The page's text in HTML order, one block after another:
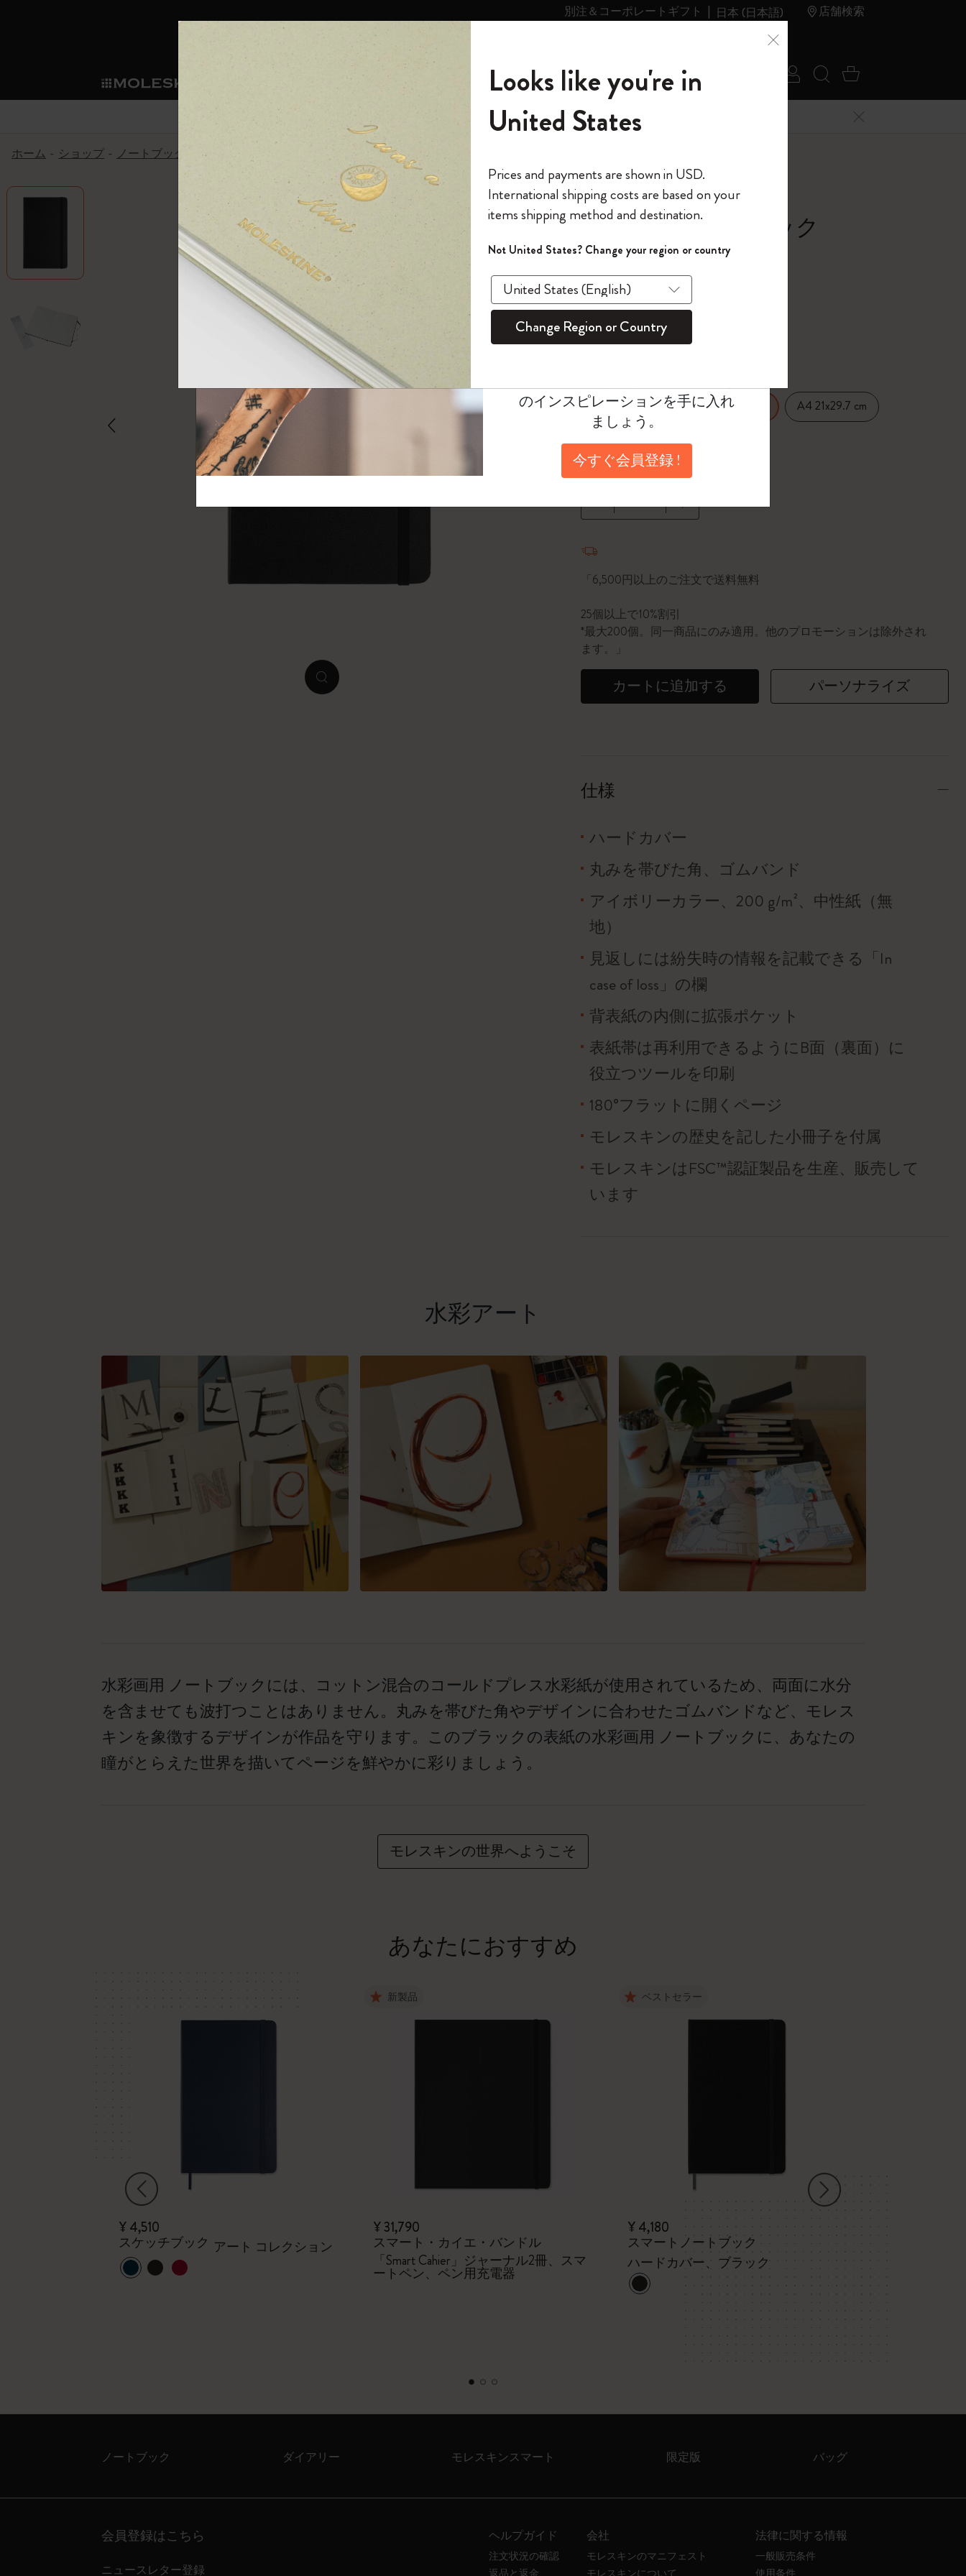
別注＆コーポレートギフト 日本 (日本語) 店舗検索
ショ
ノートブック
ノートブック
The Original Notebook
ミニノートブックチャーム
カイエ ＆ ジャーナル
セット
パッションジャーナル
スチューデントカイエジャーナル
サブカテゴリ
ダイアリー
パーソナル・ダイアリー
12カ月ダイアリー
15ヶ月プランナー
ウィークリープランナー
デイリープランナー
マンスリープランナー
ライフプランナー・コレクション
モレスキンスマート
サブカテゴリ
すべて見る
スマートライティング・システム
モレスキンスマートスマートとは
アプリ・サービス
ライティングツール
サブカテゴリ
モレスキンスマート
Blackwing x モレスキン
Kaweco x モレスキン
ペン & ペンシル
限定版ノートブック
Reframe サングラス
ムーミン コレクション
キム・ジョンギコレクション
「Alice's Adventures in Wonderland」コレ
『ロード・オブ・ザ・リング』コレク
カラーパターン ノートブック
サクラコレクション
馬年コレクション
ナサにインスパイアされたコレクショ
キム・ジョンギコレクション
Impressions of Impressionism コレクショ
ン
カサ・バトリョ 限定版コレクション
ゴッホ美術館
すべて見る
バックパック
限定版バックパック
Shopper paper – made Collection
アートを愛する方への贈り物
プロフェッショナルへの贈り物
ミニマリストへの贈り物
マキシマリストへの贈り物
健康を愛する方への贈り物です
趣味を愛する方へのギフト
サブカテゴリ
カントリー・テーマ・ピンズ・コレク
ション
サブカテゴリ
プライドをいつも胸に
Mardi Mercredi × モレスキン
スマートライティング・シス
サブカテゴリ
スマートライティング・システム
スマートノートブック
スマートダイアリー
モレスキンスマートスマート
アプリ・サービス
サブカテゴリ
Notes
モレスキン Journal
モレスキン Planner
パーソナライズサ
ービス
サブカテゴリ
カスタムダイアリー
カスタムノートブック
和紙テープ
ミニノートブックチャーム
別注＆コーポレートギフト
リー
の世界
サブカテゴリ
モレスキンメンバーシップ
我々の歴史
モレスキンのマニフェスト
ペンと紙の力
持続可能な創造性
ール
ログイン
今すぐメンバー登録
ウェルカムオファー: 次回のご購入時に10% オフと送料無料
通常特典: パーソナライズの2冊ご購入で1冊無料
バースデー特典: 1回限りの割引（1ヶ月有効）
先行プレビュー: 新作コレクションへの先行アクセス
伝説的なお得情報: 会員限定の特別サプライズ
セールへの早期アクセス: お得な情報をいち早くチェック
モレスキン限定イベント: 優先アクセス
返品期間の延長: 1ヶ月間
モレスキンの世界へようこそ
*メールアドレス
パスワードを表示
*パスワード
このデバイスで情報を保存する
ログイン
検索 (キーワード
カート 0 アイ
6,500円以上のご購入で送料無料 メニューを閉じる
ホーム ショップ ノートブック アートコレクション 水彩画用 ノートブック
zoom.cta
水彩画用 ノートブック
アート コレクション, ブラック
¥ 4,620
選択済
*選択したカラー
Pocket 9x14 cm Large 13x21 cm A4 21x29.7 cm
A3 29.7x42 cm
「6,500円以上のご注文で送料無料
25個以上で10%割引
*最大200個。同一商品にのみ適用。他のプロモーションは除外され
ます。」
カートに追加する パーソナライズ
仕様
ハードカバー
丸みを帯びた角、ゴムバンド
アイボリーカラー、200 g/m²、中性紙（無
地）
見返しには紛失時の情報を記載できる「In
case of loss」の欄
背表紙の内側に拡張ポケット
表紙帯は再利用できるようにB面（裏面）に
役立つツールを印刷
180°フラットに開くページ
モレスキンの歴史を記した小冊子を付属
モレスキンはFSC™認証製品を生産、販売して
います
水彩アート
水彩画用 ノートブックには、コットン混合のコールドプレス水彩紙が使用されているため、両面に水分
を含ませても波打つことはありません。丸みを帯びた角やデザインに合わせたゴムバンドなど、モレス
キンを象徴するデザインが作品を守ります。このブラックの表紙の水彩画用 ノートブックに、あなたの
瞳がとらえた世界を描いてページを鮮やかに彩りましょう。
モレスキンの世界へようこそ
あなたにおすすめ
¥ 4,510
スケッチブック アート コレクション
新製品
¥ 31,790
スマート・カイエ・バンドル
「Smart Cahier」ジャーナル2冊、スマ
ートペン、ペン用充電器
ベストセラー
¥ 4,180
スマートノートブック
ハードカバー、ブラック
ノートブック ダイアリー モレスキンスマート 限定版 バッグ
会員登録はこちら
ニュースレター登録
ヘルプガイド
注文状況の確認
返品と返金
会社
モレスキンのマニフェスト
モレスキンについて
法律に関する情報
一般販売条件
使用条件
モレスキンの世界へようこそ
今すぐ会員登録して、コード
「WELCOME10」を入力すると、初
回注文が10%オフ＋送料無料になり
ます。セール・アウトレット品は
適用外。
のインスピレーションを手に入れ
ましょう。
今すぐ会員登録 !
Looks like you're in
United States
Prices and payments are shown in USD.
International shipping costs are based on your
items shipping method and destination.
Not United States? Change your region or country
Change Region or Country